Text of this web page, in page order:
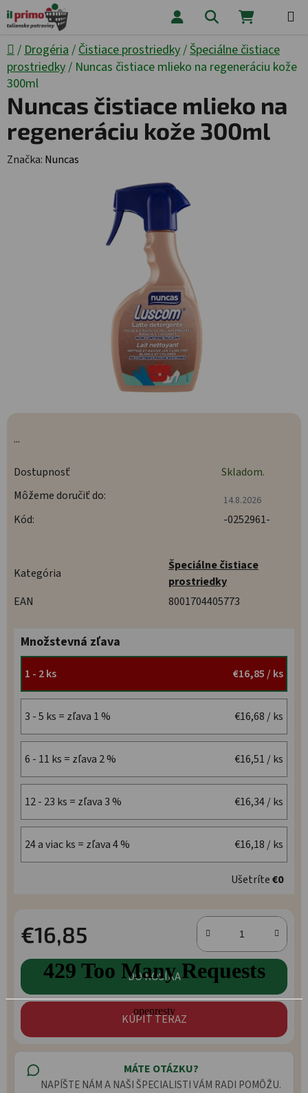
Prejsť na obsah Hľadať
Domov
/ Drogéria / Čistiace prostriedky/Špeciálne čistiace
prostriedky/ Nuncas čistiace mlieko na regeneráciu kože
300ml
...
Dostupnosť
Skladom.
Môžeme doručiť do:
14.8.2026
Kód: -0252961-
Kategória
Špeciálne čistiace
prostriedky
EAN
8001704405773
Množstevná zľava
1 - 2 ks €16,85 / ks
3 - 5 ks = zľava 1 % €16,68 / ks
6 - 11 ks = zľava 2 % €16,51 / ks
12 - 23 ks = zľava 3 % €16,34/ ks
24 a viac ks = zľava 4 % €16,18 / ks
Ušetríte€0
€16,85
Jednotková cena:
DO KOŠÍKA
KÚPIŤ TERAZ
MÁTE OTÁZKU?
NAPÍŠTE NÁM A NAŠI ŠPECIALISTI VÁM RADI POMÔŽU.
Nuncas čistiace mlieko na
regeneráciu kože 300ml
Značka: Nuncas